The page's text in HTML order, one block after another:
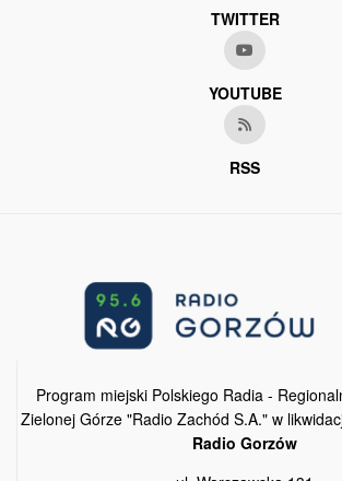
TWITTER
YOUTUBE
RSS
Program miejski Polskiego Radia -
Zielonej Górze "Radio Zachód S.A." w
Radio Gorzów